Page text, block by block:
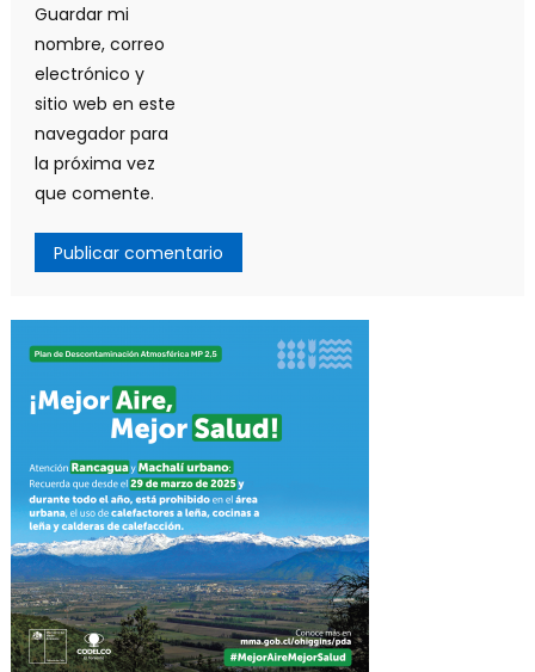
Guardar mi
nombre, correo
electrónico y
sitio web en este
navegador para
la próxima vez
que comente.